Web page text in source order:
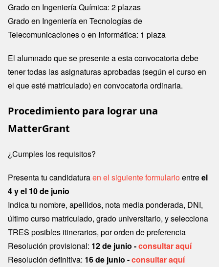
Grado en Ingeniería Química: 2 plazas
Grado en Ingeniería en Tecnologías de
Telecomunicaciones o en Informática: 1 plaza
El alumnado que se presente a esta convocatoria debe
tener todas las asignaturas aprobadas (según el curso en
el que esté matriculado) en convocatoria ordinaria.
Procedimiento para lograr una
MatterGrant
¿Cumples los requisitos?
Presenta tu candidaturaen el siguiente formulario entreel
4 y el 10 de junio
Indica tu nombre, apellidos, nota media ponderada, DNI,
último curso matriculado, grado universitario, y selecciona
TRES posibles itinerarios, por orden de preferencia
Resolución provisional: 12 de junio -consultar aquí
Resolución definitiva: 16 de junio -consultar aquí